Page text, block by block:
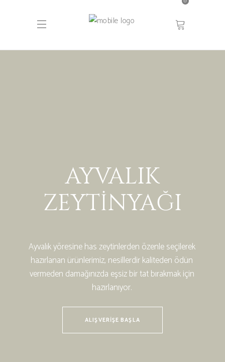
0
AYVALIK
ZEYTINYAĞI
Ayvalıkyöresinehaszeytinlerden özenleseçilerek
hazırlanan ürünlerimiz, nesillerdirkaliteden ödün
vermeden damağınızda eşsizbirtatbırakmakiçin
hazırlanıyor.
ALIŞVERIŞE BAŞLA